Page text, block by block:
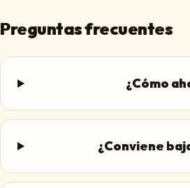
Preguntas frecuentes
¿Cómo
¿Conviene